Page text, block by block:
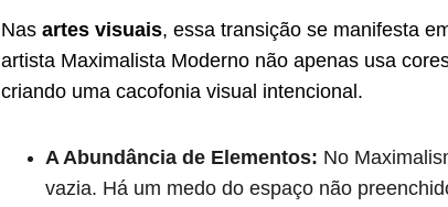
Nas artes visuais, essa transição se manifesta
artista Maximalista Moderno não apenas usa
criando uma cacofonia visual intencional.
A Abundância de Elementos: No
vazia. Há um medo do espaço não